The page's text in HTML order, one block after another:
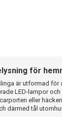
för
är utformad
LED-lampor
eller
därmed tål